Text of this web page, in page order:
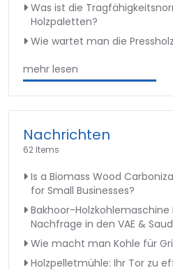
Was ist die
Holzpaletten?
Wie wartet man die
mehr lesen
Nachrichten
62 Items
Is a Biomass Wood
for Small Businesses?
Bakhoor-
Nachfrage in den VAE &
Wie macht man Kohle für
Holzpelletmühle: Ihr Tor zu